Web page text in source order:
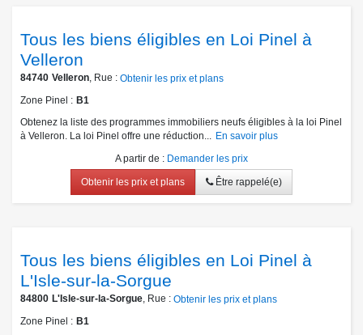
Tous les biens éligibles en Loi Pinel à
Velleron
84740 Velleron , Rue : Obtenir les prix et plans
Zone Pinel
B1
Obtenez la liste des programmes immobiliers neufs éligibles à la loi Pinel
à Velleron. La loi Pinel offre une réduction...
En savoir plus
A partir de : Demander les prix
Obtenir les prix et plans Être rappelé(e)
Tous les biens éligibles en Loi Pinel à
L'Isle-sur-la-Sorgue
84800 L'Isle-sur-la-Sorgue , Rue : Obtenir les prix et plans
Zone Pinel
B1